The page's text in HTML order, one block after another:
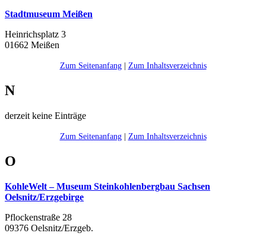
Stadtmuseum Meißen
Heinrichsplatz 3
01662 Meißen
Zum Seitenanfang| Zum Inhaltsverzeichnis
N
derzeit keine Einträge
Zum Seitenanfang| Zum Inhaltsverzeichnis
O
KohleWelt – Museum Steinkohlenbergbau Sachsen
Oelsnitz/Erzgebirge
Pflockenstraße 28
09376 Oelsnitz/Erzgeb.